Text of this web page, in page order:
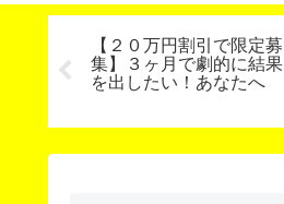
アドバ
【２０万円割引で限定募
集】３ヶ月で劇的に結果
を出したい！あなたへ